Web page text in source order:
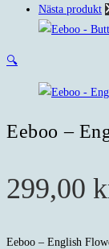
Nästa produkt
🔍
Eeboo –
299,00
Eeboo – English